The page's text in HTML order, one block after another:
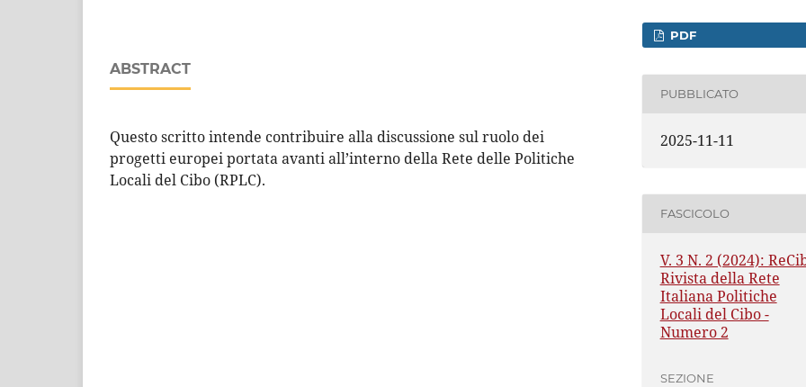
ABSTRACT
Questo scritto intende contribuire alla discussione sul ruolo dei
progetti europei portata avanti all’interno della Rete delle Politiche
Locali del Cibo (RPLC).
PDF
PUBBLICATO
2025-11-11
FASCICOLO
V. 3 N. 2 (2024):
Rivista della Rete
Italiana Politiche
Locali del Cibo -
Numero 2
SEZIONE